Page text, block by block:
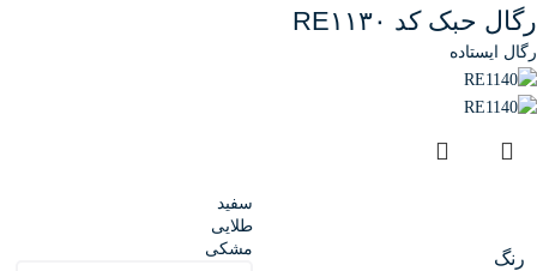
رگال حبک کد RE۱۱۳۰
رگال ایستاده
رنگ
سفید
طلایی
مشکی